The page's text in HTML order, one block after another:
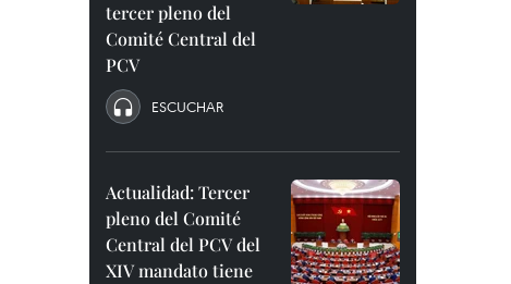
tercer pleno del
Comité Central del
PCV
ESCUCHAR
Actualidad: Tercer
pleno del Comité
Central del PCV del
XIV mandato tiene